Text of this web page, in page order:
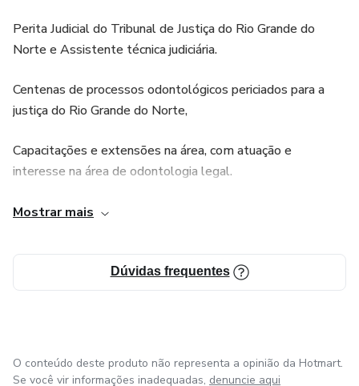
Perita Judicial do Tribunal de Justiça do Rio Grande do
Norte e Assistente técnica judiciária.
Centenas de processos odontológicos periciados para a
justiça do Rio Grande do Norte,
Capacitações e extensões na área, com atuação e
interesse na área de odontologia legal.
Criadora do projeto Consultório Blindado, ajudando
processo judiciais.
Mostrar mais
Dúvidas frequentes
O conteúdo deste produto não representa a opinião da Hotmart.
Se você vir informações inadequadas, denuncie aqui